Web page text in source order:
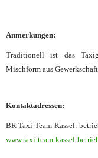
Anmerkungen:
Traditionell ist das
Mischform aus
Kontaktadressen:
BR Taxi-Team-Kassel:
www.taxi-team-kassel-